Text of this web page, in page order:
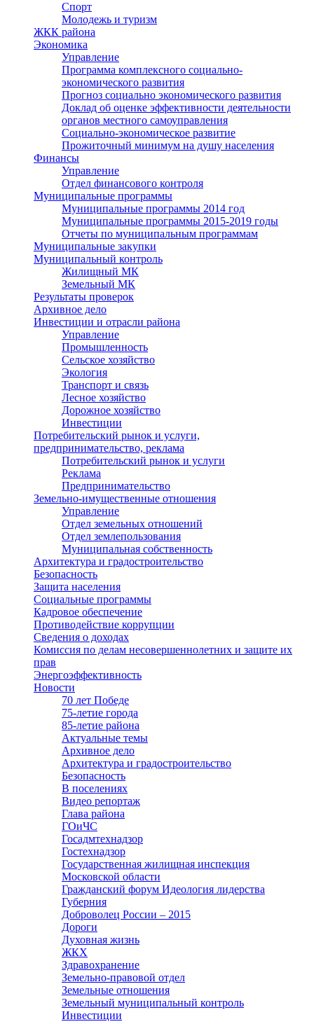
Спорт
Молодежь и туризм
ЖКК района
Экономика
Управление
Программа комплексного социально-
экономического развития
Прогноз социально экономического развития
Доклад об оценке эффективности деятельности
органов местного самоуправления
Социально-экономическое развитие
Прожиточный минимум на душу населения
Финансы
Управление
Отдел финансового контроля
Муниципальные программы
Муниципальные программы 2014 год
Муниципальные программы 2015-2019 годы
Отчеты по муниципальным программам
Муниципальные закупки
Муниципальный контроль
Жилищный МК
Земельный МК
Результаты проверок
Архивное дело
Инвестиции и отрасли района
Управление
Промышленность
Сельское хозяйство
Экология
Транспорт и связь
Лесное хозяйство
Дорожное хозяйство
Инвестиции
Потребительский рынок и услуги,
предпринимательство, реклама
Потребительский рынок и услуги
Реклама
Предпринимательство
Земельно-имущественные отношения
Управление
Отдел земельных отношений
Отдел землепользования
Муниципальная собственность
Архитектура и градостроительство
Безопасность
Защита населения
Социальные программы
Кадровое обеспечение
Противодействие коррупции
Сведения о доходах
Комиссия по делам несовершеннолетних и защите их
прав
Энергоэффективность
Новости
70 лет Победе
75-летие города
85-летие района
Актуальные темы
Архивное дело
Архитектура и градостроительство
Безопасность
В поселениях
Видео репортаж
Глава района
ГОиЧС
Госадмтехнадзор
Гостехнадзор
Государственная жилищная инспекция
Московской области
Гражданский форум Идеология лидерства
Губерния
Доброволец России – 2015
Дороги
Духовная жизнь
ЖКХ
Здравохранение
Земельно-правовой отдел
Земельные отношения
Земельный муниципальный контроль
Инвестиции